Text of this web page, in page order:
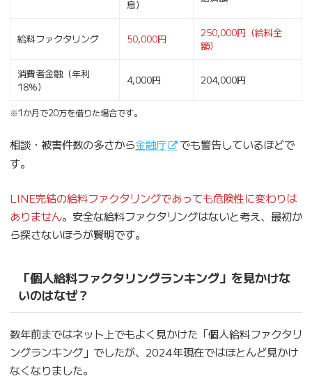
息）
給料ファクタリング 50,000円
250,000円（給料全
額）
消費者金融（年利
18％）
4,000円 204,000円
※1か月で20万を借りた場合です。
相談・被害件数の多さから金融庁
でも警告しているほどで
す。
LINE完結の給料ファクタリングであっても危険性に変わりは
ありません。安全な給料ファクタリングはないと考え、最初か
ら探さないほうが賢明です。
「個人給料ファクタリングランキング」を見かけな
いのはなぜ？
数年前まではネット上でもよく見かけた「個人給料ファクタリ
ングランキング」でしたが、2024年現在ではほとんど見かけ
なくなりました。